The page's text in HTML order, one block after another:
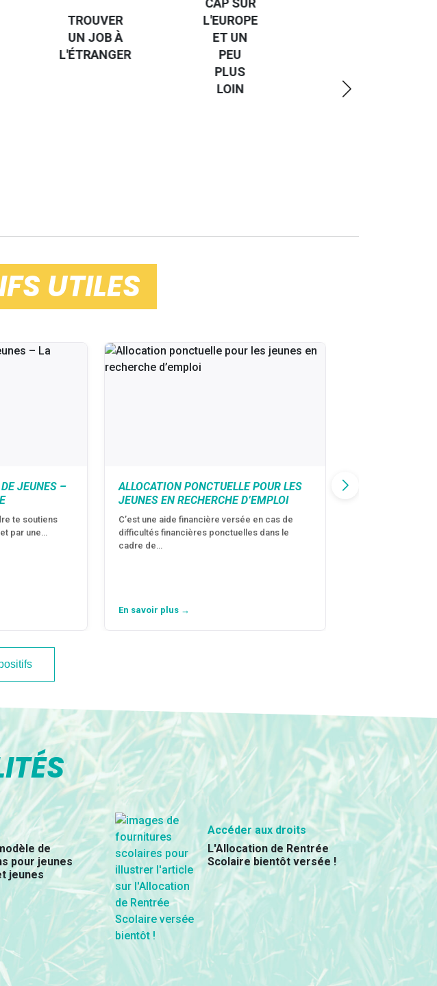
TROUVER
UN JOB À
L'ÉTRANGER
L'EUROPE
ET UN
PEU
PLUS
LOIN
UTILES
JEUNES –
te soutiens
par une…
ALLOCATION PONCTUELLE POUR LES
JEUNES EN RECHERCHE D’EMPLOI
C’est une aide financière versée en cas de
difficultés financières ponctuelles dans le
cadre de…
En savoir plus →
de
pour jeunes
jeunes
Accéder aux droits
L'Allocation de Rentrée
Scolaire bientôt versée !